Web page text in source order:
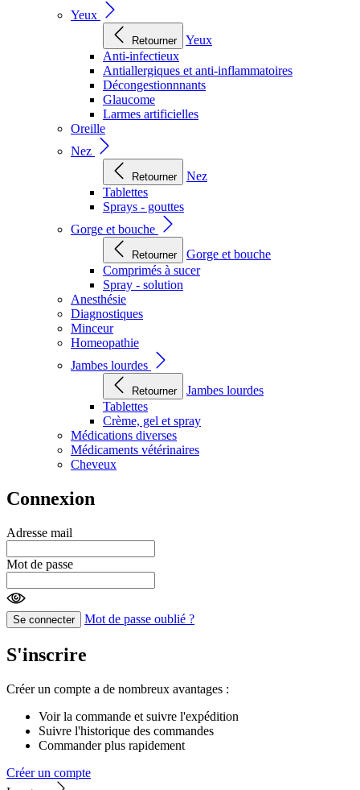
Yeux
Retourner
Yeux
Anti-infectieux
Antiallergiques et anti-inflammatoires
Décongestionnnants
Glaucome
Larmes artificielles
Oreille
Nez
Retourner
Nez
Tablettes
Sprays - gouttes
Gorge et bouche
Retourner
Gorge et bouche
Comprimés à sucer
Spray - solution
Anesthésie
Diagnostiques
Minceur
Homeopathie
Jambes lourdes
Retourner
Jambes lourdes
Tablettes
Crème, gel et spray
Médications diverses
Médicaments vétérinaires
Cheveux
Connexion
Adresse mail
Mot de passe
Se connecter Mot de passe oublié ?
S'inscrire
Créer un compte a de nombreux avantages :
Voir la commande et suivre l'expédition
Suivre l'historique des commandes
Commander plus rapidement
Créer un compte